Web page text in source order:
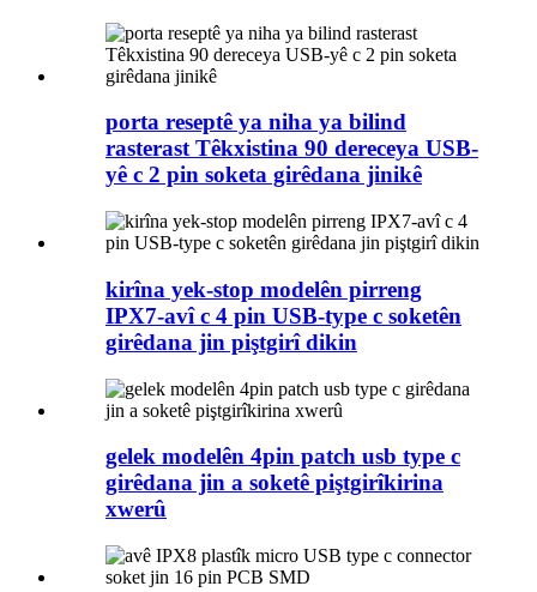
porta reseptê ya niha ya bilind
rasterast Têkxistina 90 dereceya USB-
yê c 2 pin soketa girêdana jinikê
kirîna yek-stop modelên pirreng
IPX7-avî c 4 pin USB-type c soketên
girêdana jin piştgirî dikin
gelek modelên 4pin patch usb type c
girêdana jin a soketê piştgirîkirina
xwerû